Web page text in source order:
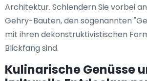
Architektur. Schlendern Sie vorbei
Gehry-Bauten, den sogenannten
mit ihren dekonstruktivistischen
Blickfang sind.
Kulinarische Genüsse